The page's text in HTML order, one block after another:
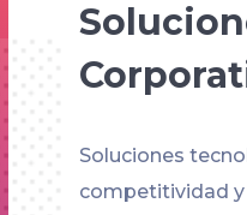
Soluciones
competitividad y